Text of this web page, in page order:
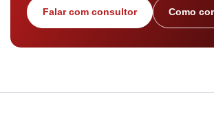
Falar com consultor Como